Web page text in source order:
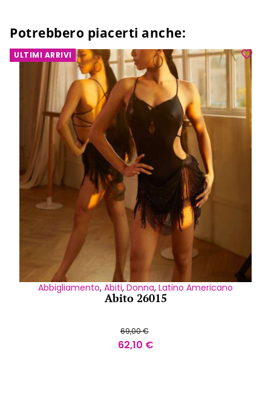
Potrebbero piacerti anche:
ULTIMI ARRIVI
Abbigliamento, Abiti, Donna, Latino Americano
Abito 26015
69,00€
62,10 €